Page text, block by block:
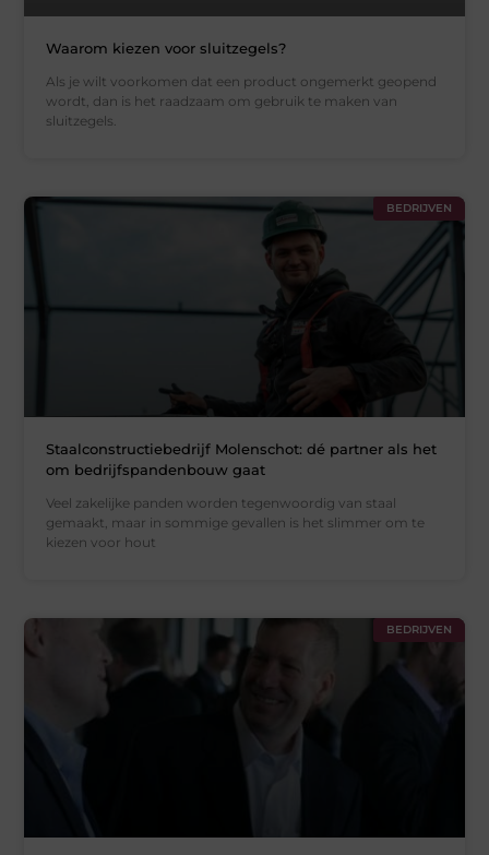
Waarom kiezen voor sluitzegels?
Als je wilt voorkomen dat een product ongemerkt geopend
wordt, dan is het raadzaam om gebruik te maken van
sluitzegels.
BEDRIJVEN
Staalconstructiebedrijf Molenschot: dé partner als het
om bedrijfspandenbouw gaat
Veel zakelijke panden worden tegenwoordig van staal
gemaakt, maar in sommige gevallen is het slimmer om te
kiezen voor hout
BEDRIJVEN